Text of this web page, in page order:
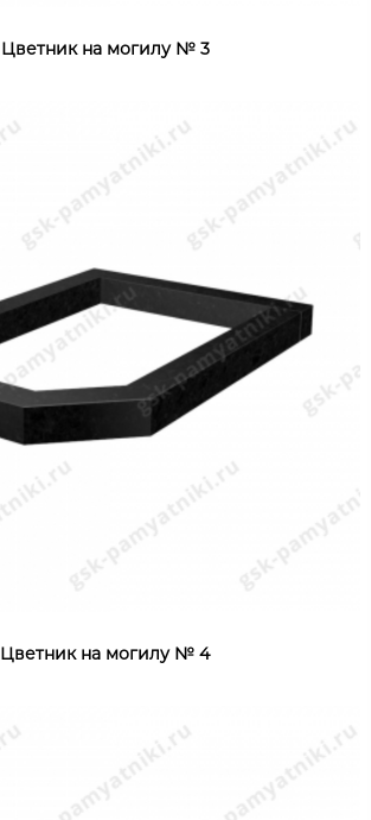
Цветник на могилу № 3
Цветник на могилу № 4